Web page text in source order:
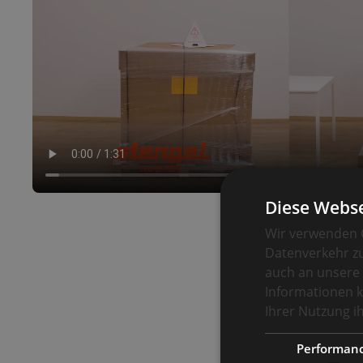
Diese
Wir verwenden
Datenverkehr
auch an
Informationen
Ihrer Nutzung